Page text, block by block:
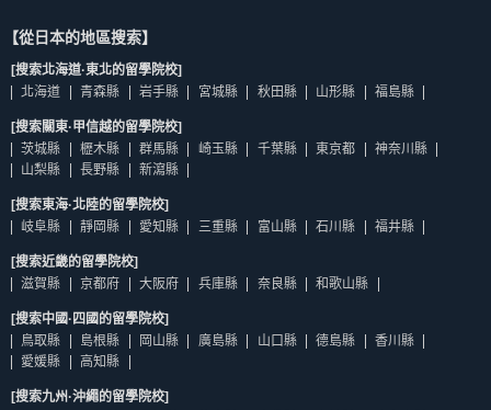
【從日本的地區搜索】
[搜索北海道·東北的留學院校]
北海道
青森縣 岩手縣 宮城縣 秋田縣 山形縣 福島縣
[搜索關東·甲信越的留學院校]
茨城縣
櫪木縣 群馬縣 崎玉縣 千葉縣 東京都
神奈川縣
山梨縣
長野縣 新瀉縣
[搜索東海·北陸的留學院校]
岐阜縣
靜岡縣 愛知縣 三重縣 富山縣 石川縣 福井縣
[搜索近畿的留學院校]
滋賀縣
京都府 大阪府 兵庫縣 奈良縣 和歌山縣
[搜索中國·四國的留學院校]
鳥取縣
島根縣 岡山縣 廣島縣 山口縣 德島縣
香川縣
愛媛縣
高知縣
[搜索九州·沖繩的留學院校]